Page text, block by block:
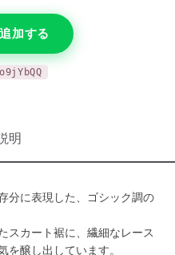
加する
明
分に表現した、ゴシック調の
スカート裾に、繊細なレース
を醸し出しています。